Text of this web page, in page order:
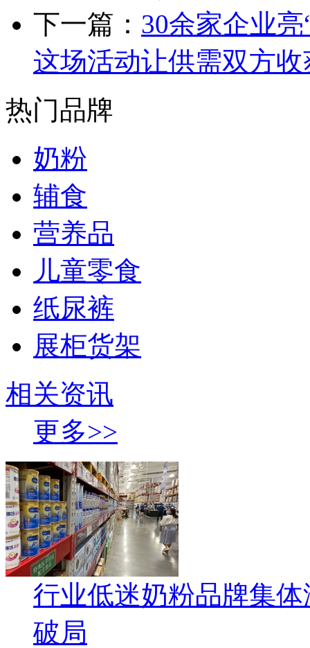
下一篇： 30余家企业
这场活动让供需双方
热门品牌
奶粉
辅食
营养品
儿童零食
纸尿裤
展柜货架
相关资讯
更多>>
行业低迷奶粉品牌集
破局